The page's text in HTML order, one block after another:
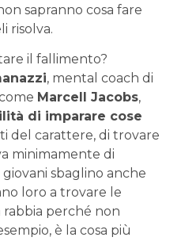
sapranno cosa fare
risolva.
il fallimento?
, mental coach di
Marcell Jacobs,
di imparare cose
del carattere, di trovare
minimamente di
giovani sbaglino anche
loro a trovare le
rabbia perché non
è la cosa più